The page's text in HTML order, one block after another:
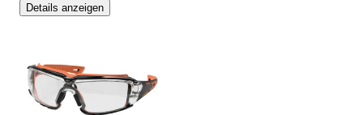
Details anzeigen